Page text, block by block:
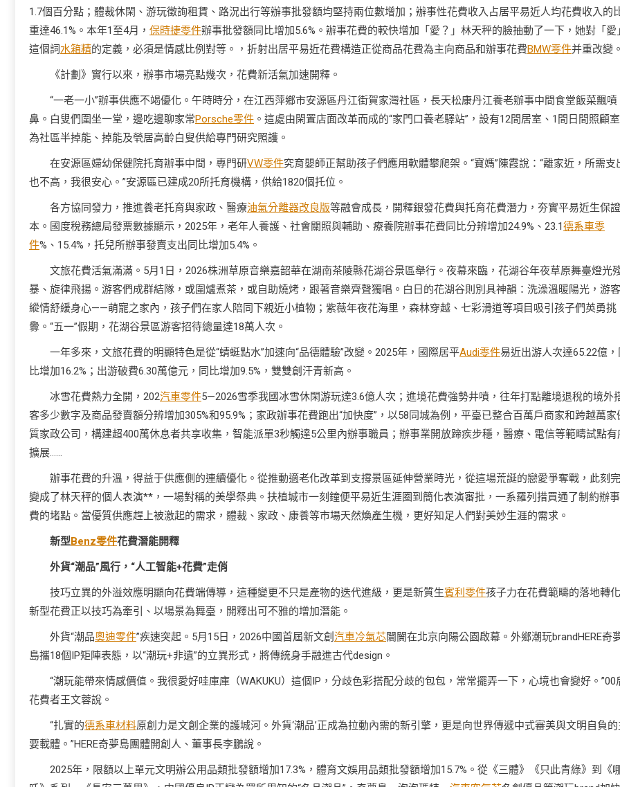
1.7個百分點；體裁休閑、游玩徵詢租賃、路況出行等辦事批發額均堅持兩位數增加；辦事性花費收入占居平易近人均花費收入的
重達46.1%。本年1至4月， 保時捷零件辦事批發額同比增加5.6%。辦事花費的較快增加「愛？」林天秤的臉抽動了一下，她對「愛」
這個詞水箱精的定義，必須是情感比例對等。，折射出居平易近花費構造正從商品花費為主向商品和辦事花費BMW零件并重改變。
《計劃》實行以來，辦事市場亮點幾次，花費新活氣加速開釋。
“一老一小”辦事供應不竭優化。午時時分，在江西萍鄉市安源區丹江街賀家灣社區，長天松康丹江養老辦事中間食堂飯菜飄噴
鼻。白叟們圍坐一堂，邊吃邊聊家常Porsche零件 。這處由閑置店面改革而成的“家門口養老驛站”，設有12間居室、1間日間照顧室
為社區半掉能、掉能及煢居高齡白叟供給專門研究照護。
在安源區婦幼保健院托育辦事中間，專門研VW零件究育嬰師正幫助孩子們應用軟體攀爬架。“寶媽”陳霞說：“離家近，所需支
也不高，我很安心。”安源區已建成20所托育機構，供給1820個托位。
各方協同發力，推進養老托育與家政、醫療油氣分離器改良版等融會成長，開釋銀發花費與托育花費潛力，夯實平易近生保
本。國度稅務總局發票數據顯示，2025年，老年人養護、社會關照與輔助、療養院辦事花費同比分辨增加24.9%、23.1德系車零
件%、15.4%，托兒所辦事發賣支出同比增加5.4%。
文旅花費活氣滿滿。5月1日，2026株洲草原音樂嘉韶華在湖南茶陵縣花湖谷景區舉行。夜幕來臨，花湖谷年夜草原舞臺燈光
暴、旋律飛揚。游客們成群結隊，或圍爐煮茶，或自助燒烤，跟著音樂齊聲獨唱。白日的花湖谷則別具神韻：洗澡溫暖陽光，游
縱情舒緩身心——萌寵之家內，孩子們在家人陪同下親近小植物；紫薇年夜花海里，森林穿越、七彩滑道等項目吸引孩子們英勇挑
釁。“五一”假期，花湖谷景區游客招待總量達18萬人次。
一年多來，文旅花費的明顯特色是從“蜻蜓點水”加速向“品德體驗”改變。2025年，國際居平Audi零件易近出游人次達65.22億，
比增加16.2%；出游破費6.30萬億元，同比增加9.5%，雙雙創汗青新高。
冰雪花費熱力全開，202汽車零件5—2026雪季我國冰雪休閑游玩達3.6億人次；進境花費強勢井噴，往年打點離境退稅的境外
客多少數字及商品發賣額分辨增加305%和95.9%；家政辦事花費跑出“加快度”，以58同城為例，平臺已整合百萬戶商家和跨越萬家
質家政公司，構建超400萬休息者共享收集，智能派單3秒觸達5公里內辦事職員；辦事業開放蹄疾步穩，醫療、電信等範疇試點有
擴展……
辦事花費的升溫，得益于供應側的連續優化。從推動適老化改革到支撐景區延伸營業時光，從這場荒誕的戀愛爭奪戰，此刻
變成了林天秤的個人表演**，一場對稱的美學祭典。扶植城市一刻鐘便平易近生涯圈到簡化表演審批，一系羅列措買通了制約辦
費的堵點。當優質供應趕上被激起的需求，體裁、家政、康養等市場天然煥產生機，更好知足人們對美妙生涯的需求。
新型Benz零件花費潛能開釋
外貨“潮品”風行，“人工智能+花費”走俏
技巧立異的外溢效應明顯向花費端傳導，這種變更不只是產物的迭代進級，更是新質生賓利零件孩子力在花費範疇的落地轉化
新型花費正以技巧為牽引、以場景為舞臺，開釋出可不雅的增加潛能。
外貨“潮品奧迪零件”疾速突起。5月15日，2026中國首屆新文創 汽車冷氣芯闤闠在北京向陽公園啟幕。外鄉潮玩brandHERE奇
島攜18個IP矩陣表態，以“潮玩+非遺”的立異形式，將傳統身手融進古代design。
“潮玩能帶來情感價值。我很愛好哇庫庫（WAKUKU）這個IP，分歧色彩搭配分歧的包包，常常擺弄一下，心境也會變好。”00
花費者王文蓉說。
“扎實的德系車材料原創力是文創企業的護城河。外貨‘潮品’正成為拉動內需的新引擎，更是向世界傳遞中式審美與文明自負的
要載體。”HERE奇夢島團體開創人、董事長李鵬說。
2025年，限額以上單元文明辦公用品類批發額增加17.3%，體育文娛用品類批發額增加15.7%。從《三體》《只此青綠》到《